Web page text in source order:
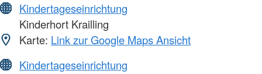
Kindertageseinrichtung
Kinderhort Krailling
Karte: Link zur Google Maps Ansicht
Kindertageseinrichtung